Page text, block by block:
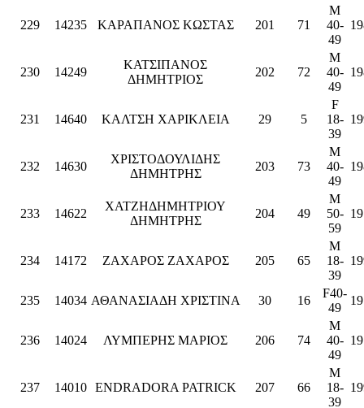
229 14235 ΚΑΡΑΠΑΝΟΣ ΚΩΣΤΑΣ 201 71
M
40-
49
230 14249
ΚΑΤΣΙΠΑΝΟΣ
ΔΗΜΗΤΡΙΟΣ
202 72
M
40-
49
231 14640 ΚΑΛΤΣΗ ΧΑΡΙΚΛΕΙΑ 29 5
F
18-
39
232 14630
ΧΡΙΣΤΟΔΟΥΛΙΔΗΣ
ΔΗΜΗΤΡΗΣ
203 73
M
40-
49
233 14622
ΧΑΤΖΗΔΗΜΗΤΡΙΟΥ
ΔΗΜΗΤΡΗΣ
204 49
M
50-
59
234 14172 ΖΑΧΑΡΟΣ ΖΑΧΑΡΟΣ 205 65
M
18-
39
235 14034 ΑΘΑΝΑΣΙΑΔΗ ΧΡΙΣΤΙΝΑ 30 16
F40-
49
236 14024 ΛΥΜΠΕΡΗΣ ΜΑΡΙΟΣ 206 74
M
40-
49
237 14010 ENDRADORA PATRICK 207 66
M
18-
39